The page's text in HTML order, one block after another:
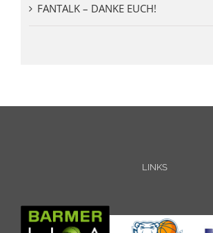
FANTALK – DANKE EUCH!
LINKS